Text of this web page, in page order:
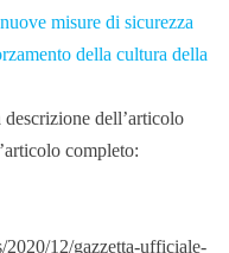
misure di sicurezza
della cultura della
dell’articolo
completo:
12/gazzetta-ufficiale-